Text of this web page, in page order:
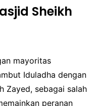
Sheikh
mayoritas
Iduladha dengan
Zayed, sebagai salah
peranan